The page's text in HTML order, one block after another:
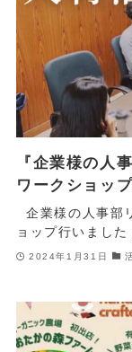
『企業様の人
ワークショッ
企業様の人事部
ョップ行いました
2024年1月31日